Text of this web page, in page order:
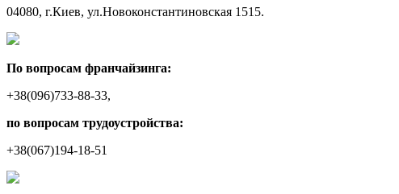
04080, г.Киев, ул.Новоконстантиновская 1515.
По вопросам франчайзинга:
+38(096)733-88-33,
по вопросам трудоустройства:
+38(067)194-18-51